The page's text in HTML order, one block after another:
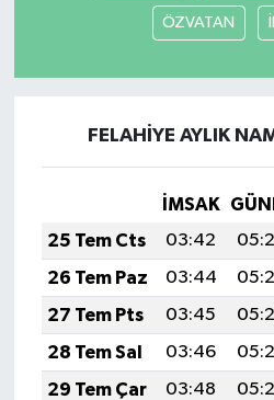
ÖZVATAN
FELAHİYE AYLIK
İMSAK
25 Tem Cts
03:42
26 Tem Paz
03:44
27 Tem Pts
03:45
28 Tem Sal
03:46
29 Tem Çar
03:48